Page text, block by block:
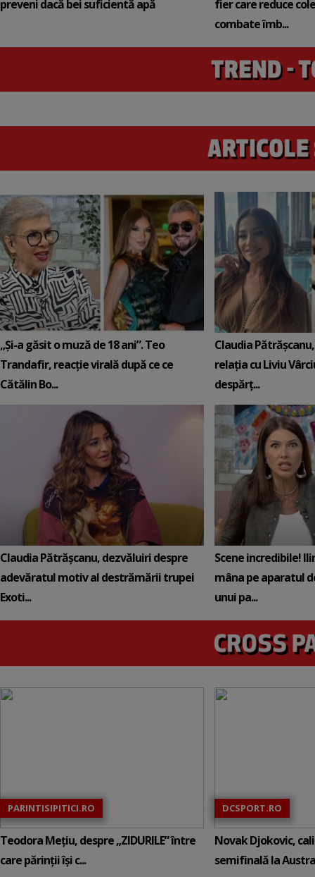
preveni dacă bei suficientă apă
fier care reduce
combate îmb...
„Și-a găsit o muză de 18 ani”. Teo
Trandafir, reacție virală după ce ce
Cătălin Bo...
Claudia
relația cu Liviu
despărț...
Claudia Pătrășcanu, dezvăluiri despre
adevăratul motiv al destrămării trupei
Exoti...
Scene incredibile!
mâna pe aparatul
unui pa...
PARINTISIPITICI.RO
Teodora Mețiu, despre „ZIDURILE” între
care părinții își c...
DCSPORT.RO
Novak Djokovic,
semifinală la